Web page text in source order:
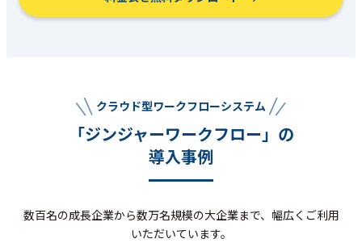
クラウド型ワークフローシステム
「ジンジャーワークフロー」の
導入事例
数百名の成長企業から数万名規模の大企業まで、幅広くご利用
いただいています。